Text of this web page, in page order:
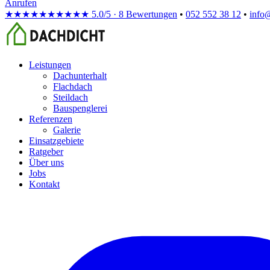
Anrufen
★★★★★★★★★★ 5.0/5 · 8 Bewertungen • 052 552 38 12 •
Leistungen
Dachunterhalt
Flachdach
Steildach
Bauspenglerei
Referenzen
Galerie
Einsatzgebiete
Ratgeber
Über uns
Jobs
Kontakt